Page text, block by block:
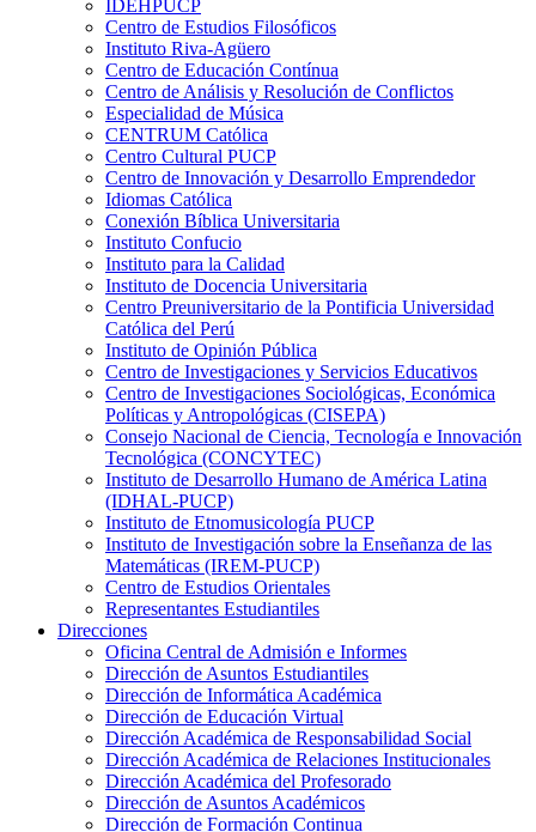
IDEHPUCP
Centro de Estudios Filosóficos
Instituto Riva-Agüero
Centro de Educación Contínua
Centro de Análisis y Resolución de Conflictos
Especialidad de Música
CENTRUM Católica
Centro Cultural PUCP
Centro de Innovación y Desarrollo Emprendedor
Idiomas Católica
Conexión Bíblica Universitaria
Instituto Confucio
Instituto para la Calidad
Instituto de Docencia Universitaria
Centro Preuniversitario de la Pontificia Universidad
Católica del Perú
Instituto de Opinión Pública
Centro de Investigaciones y Servicios Educativos
Centro de Investigaciones Sociológicas, Económica
Políticas y Antropológicas (CISEPA)
Consejo Nacional de Ciencia, Tecnología e Innovación
Tecnológica (CONCYTEC)
Instituto de Desarrollo Humano de América Latina
(IDHAL-PUCP)
Instituto de Etnomusicología PUCP
Instituto de Investigación sobre la Enseñanza de las
Matemáticas (IREM-PUCP)
Centro de Estudios Orientales
Representantes Estudiantiles
Direcciones
Oficina Central de Admisión e Informes
Dirección de Asuntos Estudiantiles
Dirección de Informática Académica
Dirección de Educación Virtual
Dirección Académica de Responsabilidad Social
Dirección Académica de Relaciones Institucionales
Dirección Académica del Profesorado
Dirección de Asuntos Académicos
Dirección de Formación Continua